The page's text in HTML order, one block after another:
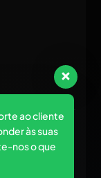
Todos os direitos
tráfego pago e
ao cliente
às suas
nos o que